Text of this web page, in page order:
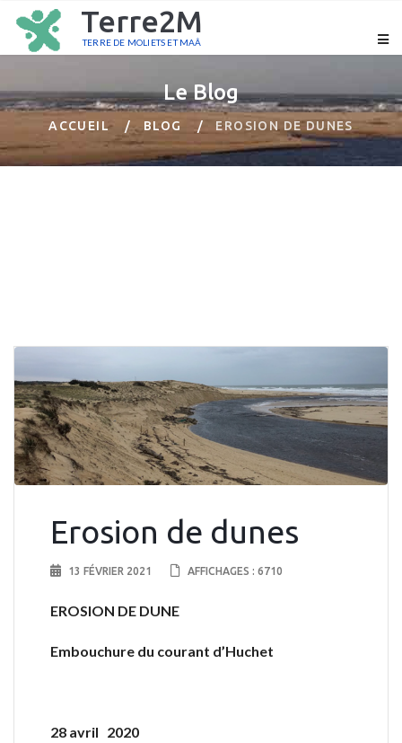
Terre2M
TERRE DE MOLIETS ET MAÂ
Le Blog
ACCUEIL BLOG EROSION DE DUNES
Erosion de dunes
13 FÉVRIER 2021 AFFICHAGES : 6710
EROSION DE DUNE
Embouchure du courant d’Huchet
28 avril 2020